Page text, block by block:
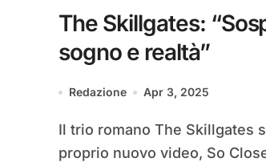
The Skillgates:
sogno e realtà”
Redazione Apr 3, 2025
Il trio romano The Skillgates sta lavorando al
proprio nuovo video, So